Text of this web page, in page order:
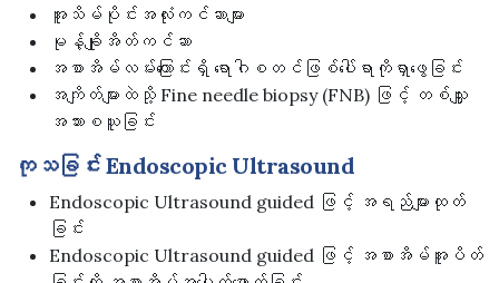
အူသိမ်ပိုင်းအလုံးကင်ဆာများ
မုန့်ချိုအိတ်ကင်ဆာ
အစာအိမ်လမ်းကြောင်းရှိ ရောဂါစတင်ဖြစ်ပေါ်ရာကိုရှာဖွေခြင်း
အကျိတ်များထဲသို့ Fine needle biopsy (FNB) ဖြင့် တစ်သျှူး
အသားစယူခြင်း
ကုသခြင်း Endoscopic Ultrasound
Endoscopic Ultrasound guided ဖြင့် အရည်များထုတ်
ခြင်း
Endoscopic Ultrasound guided ဖြင့် အစာအိမ်အူပိတ်